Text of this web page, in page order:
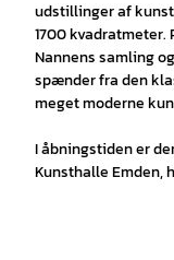
udstillinger af kunst
1700
Nannens samling
spænder fra den
meget moderne
I åbningstiden er
Kunsthalle Emden,